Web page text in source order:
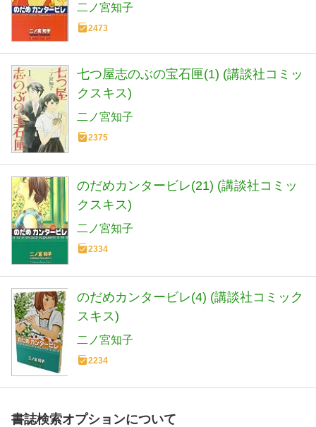
二ノ宮知子
2473
七つ屋志のぶの宝石匣(1) (講談社コミッ
クスキス)
二ノ宮知子
2375
のだめカンタービレ(21) (講談社コミッ
クスキス)
二ノ宮知子
2334
のだめカンタービレ(4) (講談社コミック
スキス)
二ノ宮知子
2234
書誌検索オプションについて